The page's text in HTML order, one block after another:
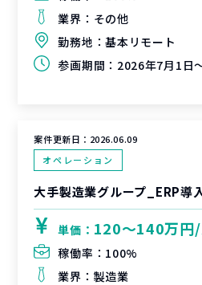
業界： その他
勤務地：基本リモート
参画期間： 2026年7月1日～
案件更新日： 2026.06.09
オペレーション
大手製造業グループ_ERP導
単価： 120〜140万円
稼働率： 100%
業界： 製造業